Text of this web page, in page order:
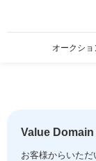
オークシ
Value Domain
お客様からいた